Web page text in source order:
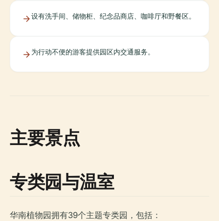
设有洗手间、储物柜、纪念品商店、咖啡厅和野餐区。
为行动不便的游客提供园区内交通服务。
主要景点
专类园与温室
华南植物园拥有39个主题专类园，包括：